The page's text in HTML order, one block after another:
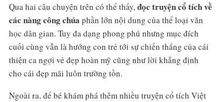
Qua hai câu chuyện trên có thể thấy,đọc truyện cổ tích về
các nàng công chúa phần lớn nội dung của thể loại văn
học dân gian. Tuy đa dạng phong phú nhưng mục đích
cuối cùng vẫn là hướng con trẻ tới sự chiến thắng của cái
thiện ca ngợi vẻ đẹp hoàn mỹ cũng như lời khẳng định
cho cái đẹp mãi luôn trường tồn.
Ngoài ra, để bé khám phá thêm nhiều truyện cổ tích Việt